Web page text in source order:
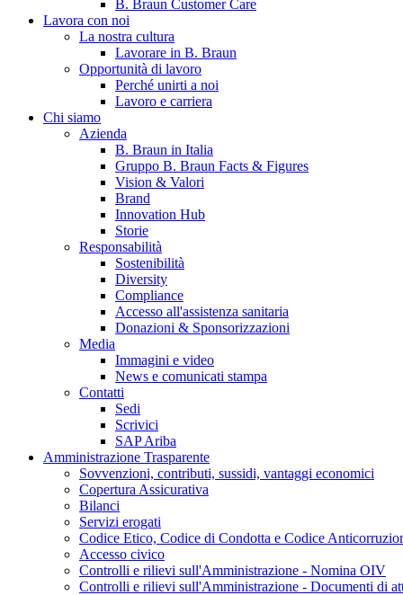
Catalogo prodotti
Trova il prodotto che stai cercando. Visita il catalogo B. Braun
Hai domande o richieste? Scrivici per entrare subito in contatto
B. Braun Customer Care
Lavora con noi
La nostra cultura
Lavorare in B. Braun
Opportunità di lavoro
Perché unirti a noi
Lavoro e carriera
Chi siamo
Azienda
B. Braun in Italia
Gruppo B. Braun Facts & Figures
Vision & Valori
Brand
Innovation Hub
Storie
Responsabilità
Sostenibilità
Diversity
Compliance
Accesso all'assistenza sanitaria
Donazioni & Sponsorizzazioni
Media
Immagini e video
News e comunicati stampa
Contatti
Sedi
Scrivici
SAP Ariba
Amministrazione Trasparente
Sovvenzioni, contributi, sussidi, vantaggi economici
Copertura Assicurativa
Bilanci
Servizi erogati
Codice Etico, Codice di Condotta e Codice
Accesso civico
Controlli e rilievi sull'Amministrazione - Nomina OIV
Controlli e rilievi sull'Amministrazione - Documenti di